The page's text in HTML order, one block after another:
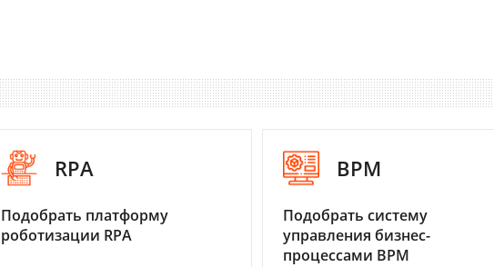
RPA
Подобрать платформу
роботизации RPA
BPM
Подобрать систему
управления бизнес-
процессами BPM